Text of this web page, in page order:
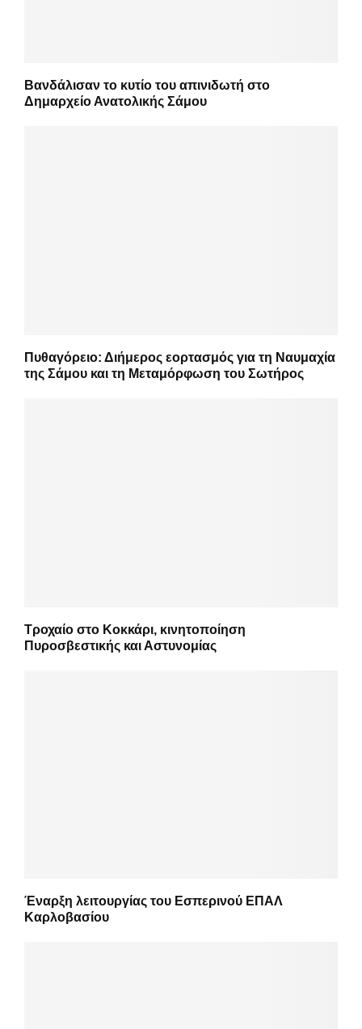
Βανδάλισαν το κυτίο του απινιδωτή στο
Δημαρχείο Ανατολικής Σάμου
Πυθαγόρειο: Διήμερος εορτασμός για τη Ναυμαχία
της Σάμου και τη Μεταμόρφωση του Σωτήρος
Τροχαίο στο Κοκκάρι, κινητοποίηση
Πυροσβεστικής και Αστυνομίας
Έναρξη λειτουργίας του Εσπερινού ΕΠΑΛ
Καρλοβασίου